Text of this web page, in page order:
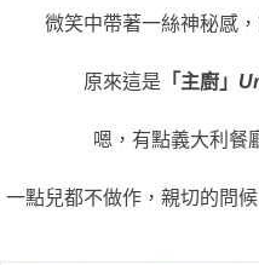
微笑中帶著一絲神秘感
原來這是 「主廚」
嗯，有點義大利餐
一點兒都不做作，親切的問